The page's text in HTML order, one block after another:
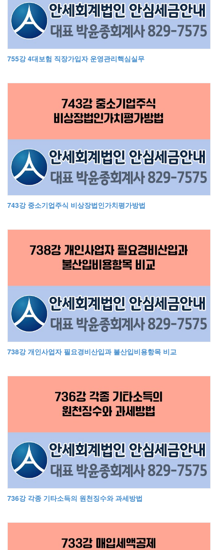
755강 4대보험 직장가입자 운영관리핵심실무
743강 중소기업주식 비상장법인가치평가방법
738강 개인사업자 필요경비산입과 불산입비용항목 비교
736강 각종 기타소득의 원천징수와 과세방법